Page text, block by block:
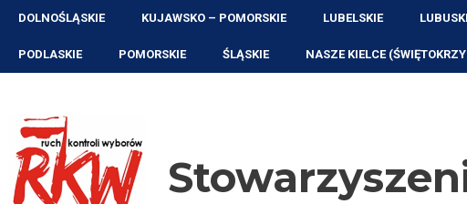
Przejdź
treści
DOLNOŚLĄSKIE KUJAWSKO – POMORSKIE LUBELSKIE
PODLASKIE POMORSKIE ŚLĄSKIE NASZE KIELCE